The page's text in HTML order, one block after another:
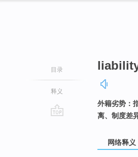
目录
释义
外籍劣势：
离、制度差
网络释义